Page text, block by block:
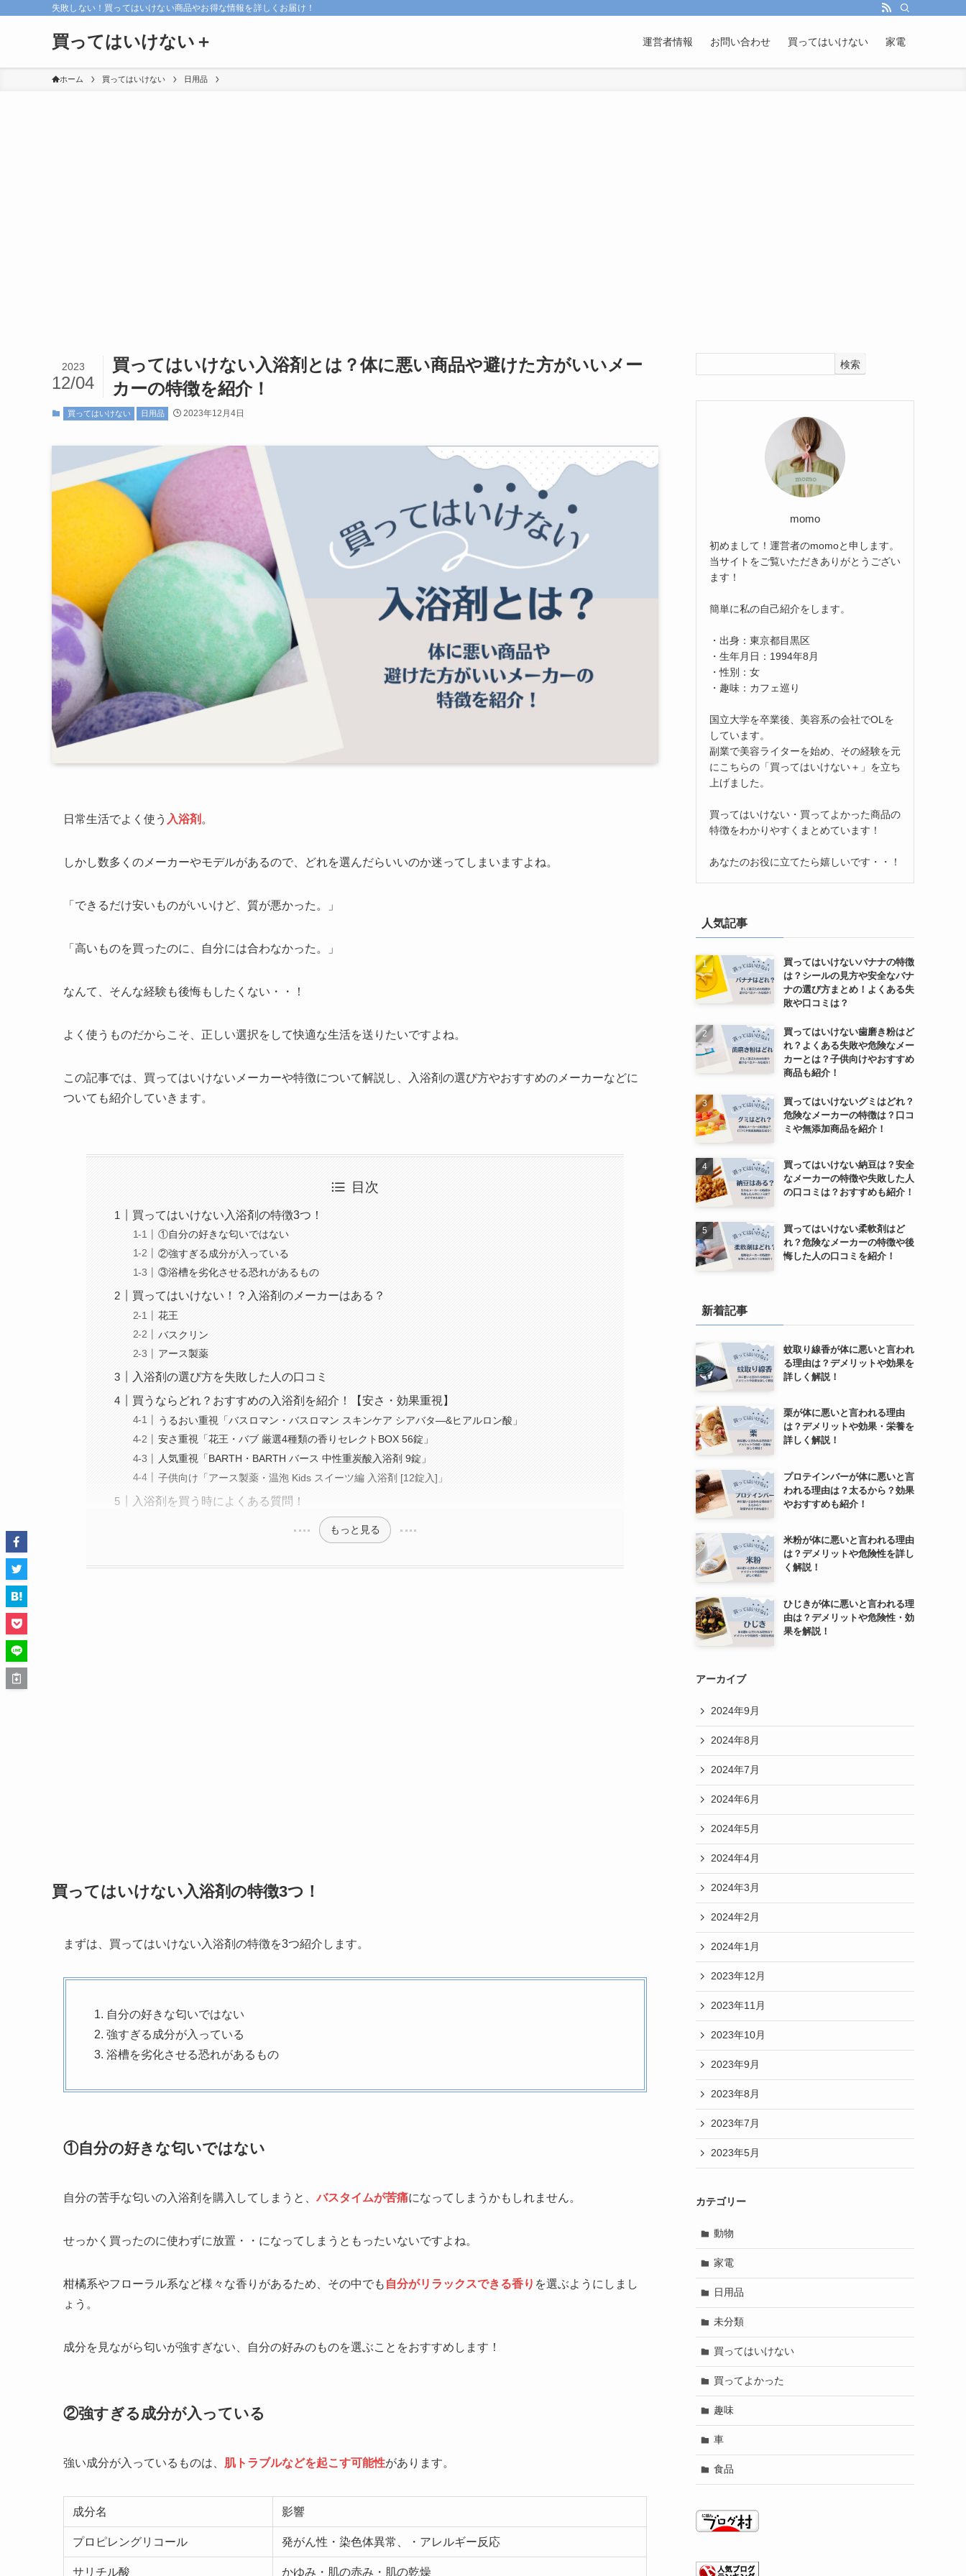
失敗しない！買ってはいけない商品やお得な情報を詳しくお届け！
買ってはいけない＋ 運営者情報 お問い合わせ 買ってはいけない 家電
ホーム 買ってはいけない 日用品
買ってはいけない入浴剤とは？体に悪い商品や避けた方がいいメー
カーの特徴を紹介！
2023
12/04
買ってはいけない 日用品 2023年12月4日
日常生活でよく使う 入浴剤 。
しかし数多くのメーカーやモデルがあるので、どれを選んだらいいのか迷ってしまいますよね。
「できるだけ安いものがいいけど、質が悪かった。」
「高いものを買ったのに、自分には合わなかった。」
なんて、そんな経験も後悔もしたくない・・！
よく使うものだからこそ、正しい選択をして快適な生活を送りたいですよね。
この記事では、買ってはいけないメーカーや特徴について解説し、入浴剤の選び方やおすすめのメーカーなどに
ついても紹介していきます。
目次
買ってはいけない入浴剤の特徴3つ！
①自分の好きな匂いではない
②強すぎる成分が入っている
③浴槽を劣化させる恐れがあるもの
買ってはいけない！？入浴剤のメーカーはある？
花王
バスクリン
アース製薬
入浴剤の選び方を失敗した人の口コミ
買うならどれ？おすすめの入浴剤を紹介！【安さ・効果重視】
うるおい重視「バスロマン・バスロマン スキンケア シアバタ―&ヒアルロン酸」
安さ重視「花王・バブ 厳選4種類の香りセレクトBOX 56錠」
人気重視「BARTH・BARTH バース 中性重炭酸入浴剤 9錠」
子供向け「アース製薬・温泡 Kids スイーツ編 入浴剤 [12錠入]」
入浴剤を買う時によくある質問！
もっと見る
買ってはいけない入浴剤の特徴3つ！
まずは、買ってはいけない入浴剤の特徴を3つ紹介します。
自分の好きな匂いではない
強すぎる成分が入っている
浴槽を劣化させる恐れがあるもの
①自分の好きな匂いではない
自分の苦手な匂いの入浴剤を購入してしまうと、バスタイムが苦痛になってしまうかもしれません。
せっかく買ったのに使わずに放置・・になってしまうともったいないですよね。
柑橘系やフローラル系など様々な香りがあるため、その中でも 自分がリラックスできる香り を選ぶようにしまし
ょう。
成分を見ながら匂いが強すぎない、自分の好みのものを選ぶことをおすすめします！
②強すぎる成分が入っている
強い成分が入っているものは、 肌トラブルなどを起こす可能性があります。
成分名 影響
プロピレングリコール 発がん性・染色体異常、・アレルギー反応
サリチル酸 かゆみ・肌の赤み・肌の乾燥
検索
momo
初めまして！運営者のmomoと申します。
当サイトをご覧いただきありがとうござい
ます！
簡単に私の自己紹介をします。
・出身：東京都目黒区
・生年月日：1994年8月
・性別：女
・趣味：カフェ巡り
国立大学を卒業後、美容系の会社でOLを
しています。
副業で美容ライターを始め、その経験を元
にこちらの「買ってはいけない＋」を立ち
上げました。
買ってはいけない・買ってよかった商品の
特徴をわかりやすくまとめています！
あなたのお役に立てたら嬉しいです・・！
人気記事
買ってはいけないバナナの特徴
は？シールの見方や安全なバナ
ナの選び方まとめ！よくある失
敗や口コミは？
買ってはいけない歯磨き粉はど
れ？よくある失敗や危険なメー
カーとは？子供向けやおすすめ
商品も紹介！
買ってはいけないグミはどれ？
危険なメーカーの特徴は？口コ
ミや無添加商品を紹介！
買ってはいけない納豆は？安全
なメーカーの特徴や失敗した人
の口コミは？おすすめも紹介！
買ってはいけない柔軟剤はど
れ？危険なメーカーの特徴や後
悔した人の口コミを紹介！
新着記事
蚊取り線香が体に悪いと言われ
る理由は？デメリットや効果を
詳しく解説！
栗が体に悪いと言われる理由
は？デメリットや効果・栄養を
詳しく解説！
プロテインバーが体に悪いと言
われる理由は？太るから？効果
やおすすめも紹介！
米粉が体に悪いと言われる理由
は？デメリットや危険性を詳し
く解説！
ひじきが体に悪いと言われる理
由は？デメリットや危険性・効
果を解説！
アーカイブ
2024年9月
2024年8月
2024年7月
2024年6月
2024年5月
2024年4月
2024年3月
2024年2月
2024年1月
2023年12月
2023年11月
2023年10月
2023年9月
2023年8月
2023年7月
2023年5月
カテゴリー
動物
家電
日用品
未分類
買ってはいけない
買ってよかった
趣味
車
食品